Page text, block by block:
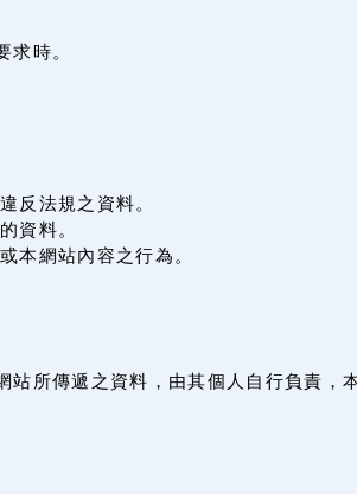
求時。
反法規之資料。
資料。
本網站內容之行為。
所傳遞之資料，由其個人自行負責，